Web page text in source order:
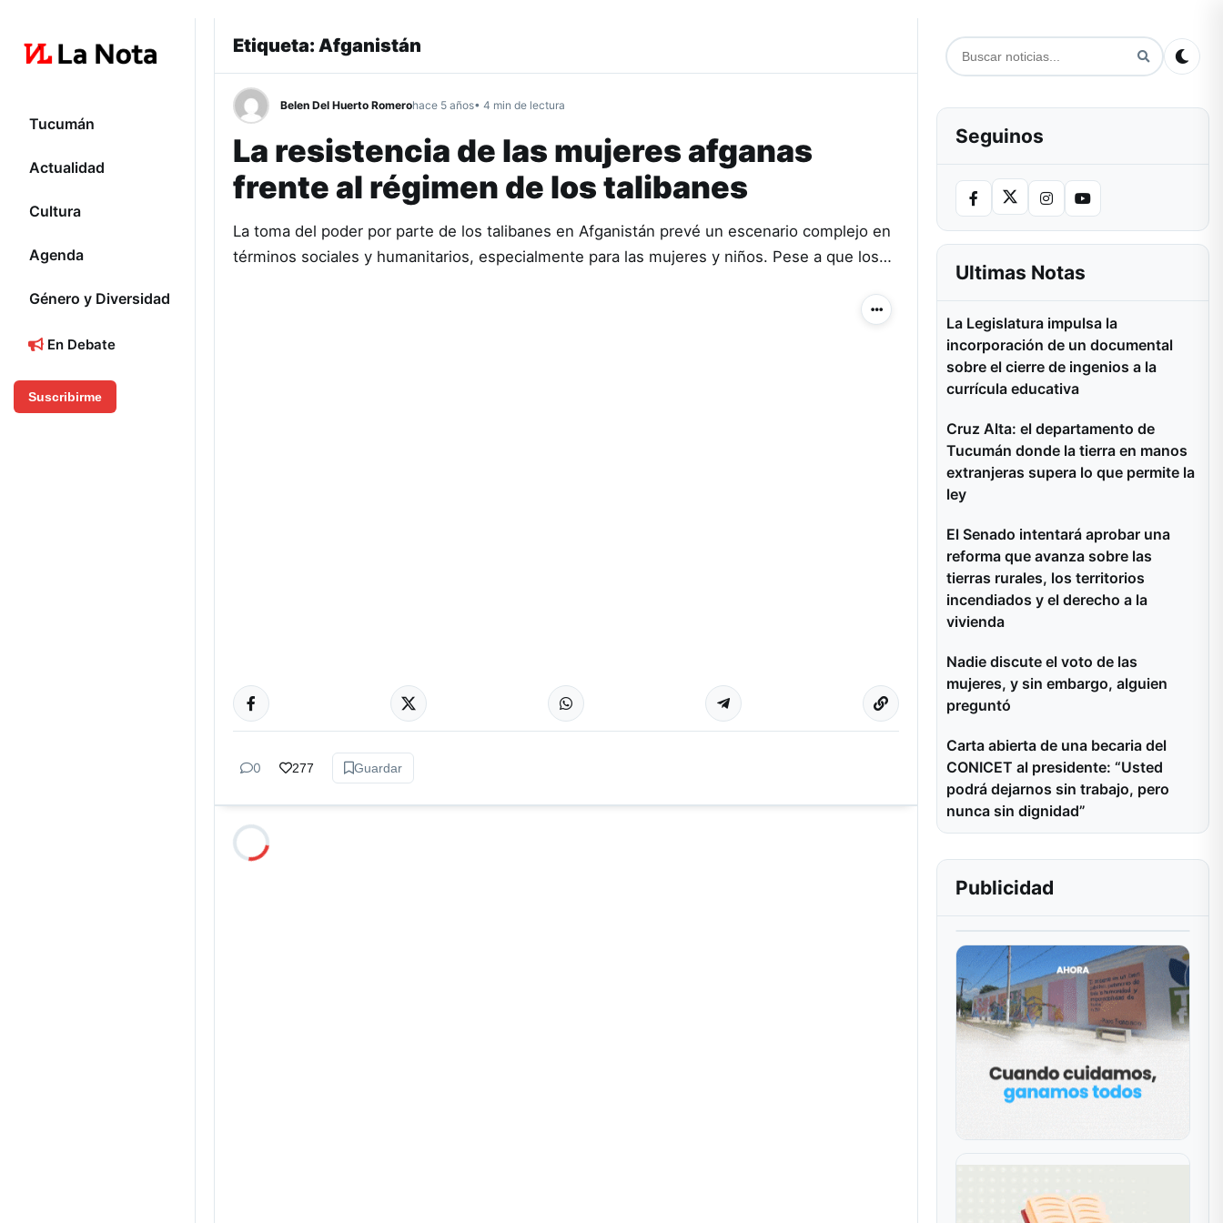
Tucumán
Actualidad
Cultura
Agenda
Género y Diversidad
En Debate
Suscribirme
Etiqueta: Afganistán
Belen Del Huerto Romerohace 5 años• 4 min de lectura
La resistencia de las mujeres afganas
frente al régimen de los talibanes
La toma del poder por parte de los talibanes en Afganistán prevé un escenario complejo en
términos sociales y humanitarios, especialmente para las mujeres y niños. Pese a que los…
INTERNACIONAL
Más acciones
0 277 Guardar
Seguinos
Ultimas Notas
La Legislatura impulsa la
incorporación de un documental
sobre el cierre de ingenios a la
currícula educativa
Cruz Alta: el departamento de
Tucumán donde la tierra en manos
extranjeras supera lo que permite la
ley
El Senado intentará aprobar una
reforma que avanza sobre las
tierras rurales, los territorios
incendiados y el derecho a la
vivienda
Nadie discute el voto de las
mujeres, y sin embargo, alguien
preguntó
Carta abierta de una becaria del
CONICET al presidente: “Usted
podrá dejarnos sin trabajo, pero
nunca sin dignidad”
Publicidad